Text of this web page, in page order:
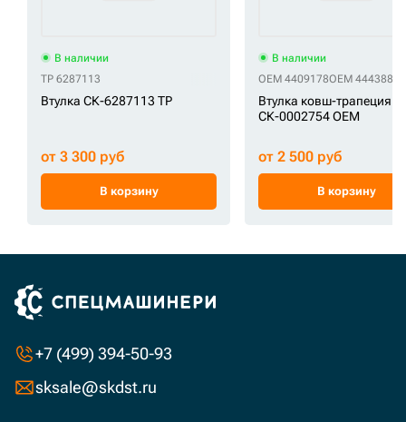
В наличии
TP 6287113
Втулка СК-6287113 TP
от 3 300 руб
В корзину
В наличии
OEM 4409178OEM 4443882
Втулка ковш-трапеция
СК-0002754 OEM
от 2 500 руб
В корзину
+7 (499) 394-50-93
sksale@skdst.ru